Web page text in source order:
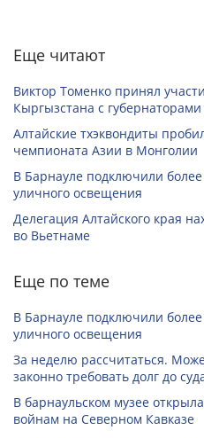
Еще читают
Виктор Томенко принял
Кыргызстана с
Алтайские тхэквондиты
чемпионата Азии в Монголии
В Барнауле подключили
уличного освещения
Делегация Алтайского края
во Вьетнаме
Еще по теме
В Барнауле подключили
уличного освещения
За неделю рассчитаться.
законно требовать долг до
В барнаульском музее
войнам на Северном Кавказе